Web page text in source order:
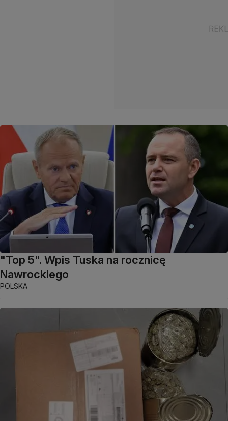
"Top 5". Wpis Tuska na rocznicę
Nawrockiego
POLSKA